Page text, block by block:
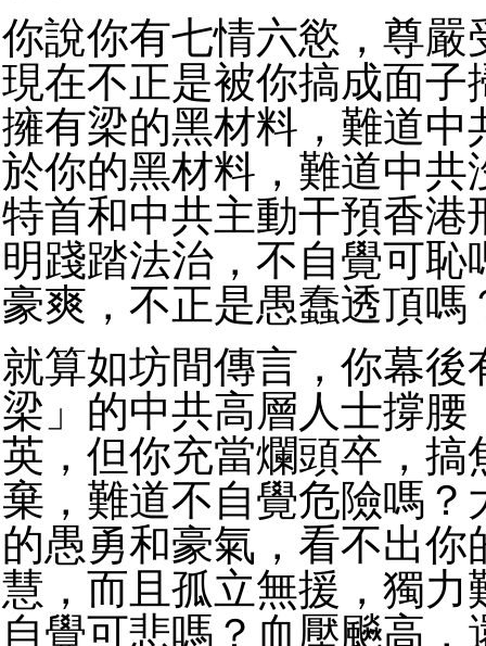
你說你有七情六慾，尊嚴
現在不正是被你搞成面子
擁有梁的黑材料，難道中
於你的黑材料，難道中共
特首和中共主動干預香港
明踐踏法治，不自覺可恥
豪爽，不正是愚蠢透頂嗎
就算如坊間傳言，你幕後
梁」的中共高層人士撐腰
英，但你充當爛頭卒，搞
棄，難道不自覺危險嗎？
的愚勇和豪氣，看不出你
慧，而且孤立無援，獨力
自覺可悲嗎？血壓飈高，